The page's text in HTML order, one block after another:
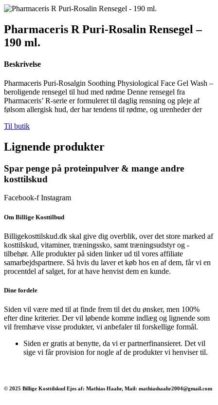
Pharmaceris R Puri-Rosalin Rensegel –
190 ml.
Beskrivelse
Pharmaceris Puri-Rosalgin Soothing Physiological Face Gel Wash –
beroligende rensegel til hud med rødme Denne rensegel fra
Pharmaceris’ R-serie er formuleret til daglig rensning og pleje af
følsom allergisk hud, der har tendens til rødme, og urenheder der
Til butik
Lignende produkter
Spar penge på proteinpulver & mange andre
kosttilskud
Facebook-f Instagram
Om Billige Kosttilbud
Billigekosttilskud.dk skal give dig overblik, over det store marked af
kosttilskud, vitaminer, træningssko, samt træningsudstyr og -
tilbehør. Alle produkter på siden linker ud til vores affiliate
samarbejdspartnere. Så hvis du laver et køb hos en af dem, får vi en
procentdel af salget, for at have henvist dem en kunde.
Dine fordele
Siden vil være med til at finde frem til det du ønsker, men 100%
efter dine kriterier. Der vil løbende komme indlæg og lignende som
vil fremhæve visse produkter, vi anbefaler til forskellige formål.
Siden er gratis at benytte, da vi er partnerfinansieret. Det vil
sige vi får provision for nogle af de produkter vi henviser til.
© 2025 Billige Kosttilskud Ejes af: Mathias Haahr, Mail: mathiashaahr2004@gmail.com